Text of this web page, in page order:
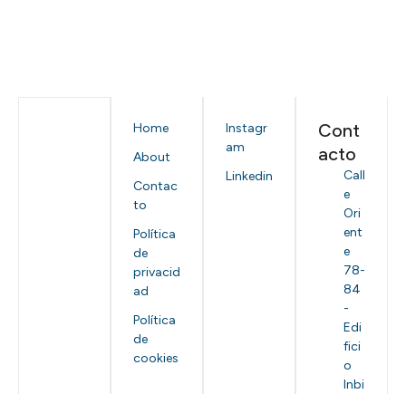
Home
About
Contac
to
Política
de
privacid
ad
Política
de
cookies
Instagr
am
Linkedin
Cont
acto
Call
e
Ori
ent
e
78-
84
-
Edi
fici
o
Inbi